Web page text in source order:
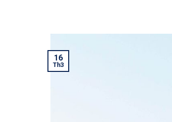
16
Th3